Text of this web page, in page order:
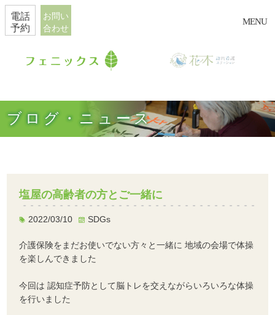
ブログ・ニュース
塩屋の高齢者の方とご一緒に
2022/03/10 SDGs
介護保険をまだお使いでない方々と一緒に 地域の会場で体操
を楽しんできました
今回は 認知症予防として脳トレを交えながらいろいろな体操
を行いました
MENU
電話
予約
お問い
合わせ